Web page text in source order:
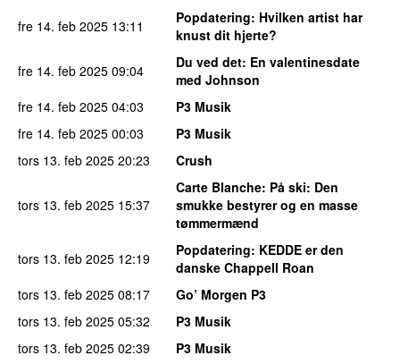
fre 14. feb 2025 13:11 Popdatering: Hvilken artist har
knust dit hjerte?
fre 14. feb 2025 09:04 Du ved det: En valentinesdate
med Johnson
fre 14. feb 2025 04:03
P3 Musik
fre 14. feb 2025 00:03
P3 Musik
tors 13. feb 2025 20:23 Crush
tors 13. feb 2025 15:37
Carte Blanche: På ski: Den
smukke bestyrer og en masse
tømmermænd
tors 13. feb 2025 12:19 Popdatering: KEDDE er den
danske Chappell Roan
tors 13. feb 2025 08:17
Go’ Morgen P3
tors 13. feb 2025 05:32
P3 Musik
tors 13. feb 2025 02:39
P3 Musik